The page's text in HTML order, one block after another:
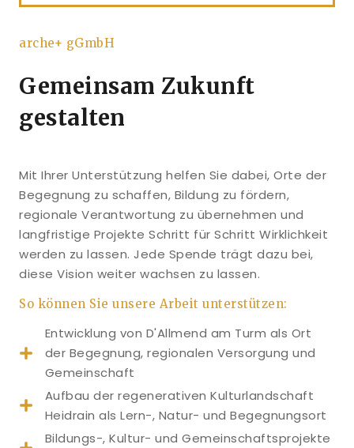
arche+ gGmbH
Gemeinsam Zukunft
gestalten
Mit Ihrer Unterstützung helfen Sie dabei, Orte der
Begegnung zu schaffen, Bildung zu fördern,
regionale Verantwortung zu übernehmen und
langfristige Projekte Schritt für Schritt Wirklichkeit
werden zu lassen. Jede Spende trägt dazu bei,
diese Vision weiter wachsen zu lassen.
So können Sie unsere Arbeit unterstützen:
Entwicklung von D'Allmend am Turm als Ort
der Begegnung, regionalen Versorgung und
Gemeinschaft
Aufbau der regenerativen Kulturlandschaft
Heidrain als Lern-, Natur- und Begegnungsort
Bildungs-, Kultur- und Gemeinschaftsprojekte